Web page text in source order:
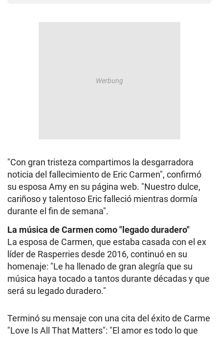
"Con gran tristeza compartimos la desgarradora
noticia del fallecimiento de Eric Carmen", confirmó
su esposa Amy en su página web. "Nuestro dulce,
cariñoso y talentoso Eric falleció mientras dormía
durante el fin de semana".
La música de Carmen como "legado duradero"
La esposa de Carmen, que estaba casada con el ex
líder de Rasperries desde 2016, continuó en su
homenaje: "Le ha llenado de gran alegría que su
música haya tocado a tantos durante décadas y que
será su legado duradero."
Terminó su mensaje con una cita del éxito de Carme
"Love Is All That Matters": "El amor es todo lo que